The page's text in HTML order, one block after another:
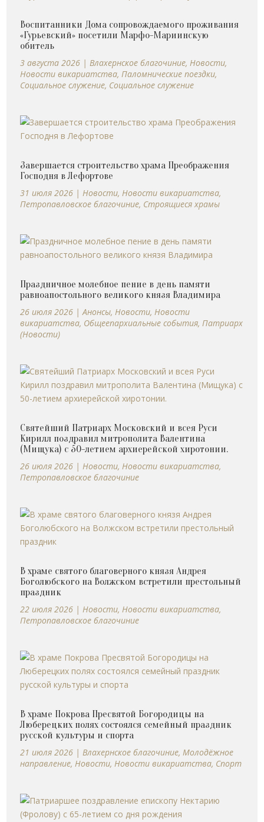
Воспитанники Дома сопровождаемого проживания
«Гурьевский» посетили Марфо-Мариинскую
обитель
3 августа 2026 |Влахернское благочиние,Новости,
Новости викариатства,Паломнические поездки,
Социальное служение, Социальное служение
Завершается строительство храма Преображения
Господня в Лефортове
31 июля 2026 |Новости,Новости викариатства,
Петропавловское благочиние, Строящиеся храмы
Праздничное молебное пение в день памяти
равноапостольного великого князя Владимира
26 июля 2026 |Анонсы,Новости,Новости
викариатства, Общеепархиальные события,Патриарх
(Новости)
Святейший Патриарх Московский и всея Руси
Кирилл поздравил митрополита Валентина
(Мищука) с 50-летием архиерейской хиротонии.
26 июля 2026 |Новости,Новости викариатства,
Петропавловское благочиние
В храме святого благоверного князя Андрея
Боголюбского на Волжском встретили престольный
праздник
22 июля 2026 |Новости,Новости викариатства,
Петропавловское благочиние
В храме Покрова Пресвятой Богородицы на
Люберецких полях состоялся семейный праздник
русской культуры и спорта
21 июля 2026 |Влахернское благочиние,Молодёжное
направление,Новости,Новости викариатства, Спорт